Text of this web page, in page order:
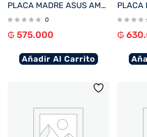
PLACA MADRE ASUS AM4 PRIME A520M-K V/S/R/HDMI/DVI/COM/M2/DDR4/MATX
0
₲ 575.000
Añadir Al Carrito
₲